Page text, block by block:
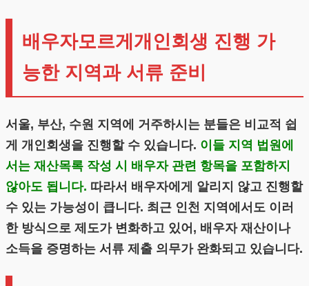
배우자모르게개인회생 진행 가
능한 지역과 서류 준비
서울, 부산, 수원 지역에 거주하시는 분들은 비교적 쉽
게 개인회생을 진행할 수 있습니다. 이들 지역 법원에
서는 재산목록 작성 시 배우자 관련 항목을 포함하지
않아도 됩니다. 따라서 배우자에게 알리지 않고 진행할
수 있는 가능성이 큽니다. 최근 인천 지역에서도 이러
한 방식으로 제도가 변화하고 있어, 배우자 재산이나
소득을 증명하는 서류 제출 의무가 완화되고 있습니다.